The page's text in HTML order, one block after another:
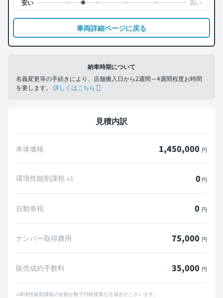
車両詳細ページに戻る
納車時期について
名義変更等の手続きにより、店舗搬入日から2週間～4週間程度お時間
を要します。 詳しくはこちら
見積内訳
本体価格 1,450,000 円
環境性能割課税 ※1 0 円
自動車税 0 円
ナンバー取得費用 75,000 円
販売成約手数料 35,000 円
※環境性能割課税の金額が数千円程度異なる場合がございます。